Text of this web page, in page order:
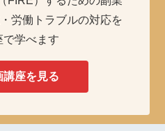
労働トラブルの対応を
で学べます
講座を見る